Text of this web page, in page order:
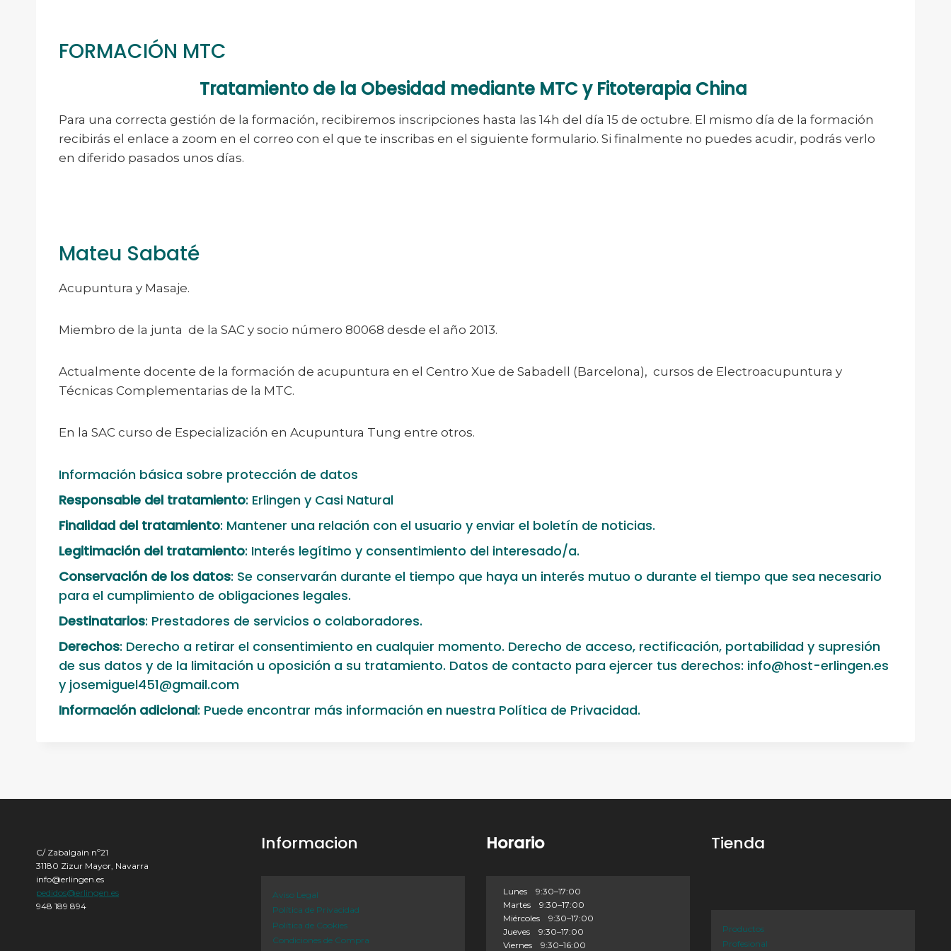
FORMACIÓN MTC
Tratamiento de la Obesidad mediante MTC y Fitoterapia China
Para una correcta gestión de la formación, recibiremos inscripciones hasta las 14h del día 15 de octubre. El mismo día de la formación
recibirás el enlace a zoom en el correo con el que te inscribas en el siguiente formulario. Si finalmente no puedes acudir, podrás verlo
en diferido pasados unos días.
Mateu Sabaté
Acupuntura y Masaje.
Miembro de la junta de la SAC y socio número 80068 desde el año 2013.
Actualmente docente de la formación de acupuntura en el Centro Xue de Sabadell (Barcelona), cursos de Electroacupuntura y
Técnicas Complementarias de la MTC.
En la SAC curso de Especialización en Acupuntura Tung entre otros.
Información básica sobre protección de datos
Responsable del tratamiento: Erlingen y Casi Natural
Finalidad del tratamiento: Mantener una relación con el usuario y enviar el boletín de noticias.
Legitimación del tratamiento: Interés legítimo y consentimiento del interesado/a.
Conservación de los datos: Se conservarán durante el tiempo que haya un interés mutuo o durante el tiempo que sea necesario
para el cumplimiento de obligaciones legales.
Destinatarios: Prestadores de servicios o colaboradores.
Derechos: Derecho a retirar el consentimiento en cualquier momento. Derecho de acceso, rectificación, portabilidad y supresión
de sus datos y de la limitación u oposición a su tratamiento. Datos de contacto para ejercer tus derechos: info@host-erlingen.es
y josemiguel451@gmail.com
Información adicional: Puede encontrar más información en nuestra Política de Privacidad.
C/ Zabalgain nº21
31180 Zizur Mayor, Navarra
info@erlingen.es
pedidos@erlingen.es
948 189 894
Informacion
Aviso Legal
Política de Privacidad
Política de Cookies
Condiciones de Compra
Horario
Lunes 9:30–17:00
Martes 9:30–17:00
Miércoles 9:30–17:00
Jueves 9:30–17:00
Viernes 9:30–16:00
Tienda
Productos
Profesional